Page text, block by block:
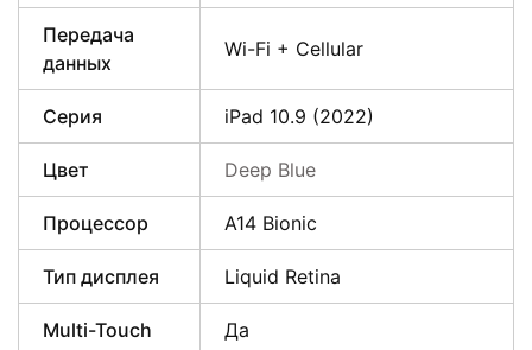
Передача
данных
Wi-Fi + Cellular
Серия iPad 10.9 (2022)
Цвет Deep Blue
Процессор A14 Bionic
Тип дисплея Liquid Retina
Multi-Touch Да